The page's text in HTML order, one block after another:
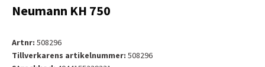
Neumann KH 750
Artnr: 508296
Tillverkarens artikelnummer: 508296